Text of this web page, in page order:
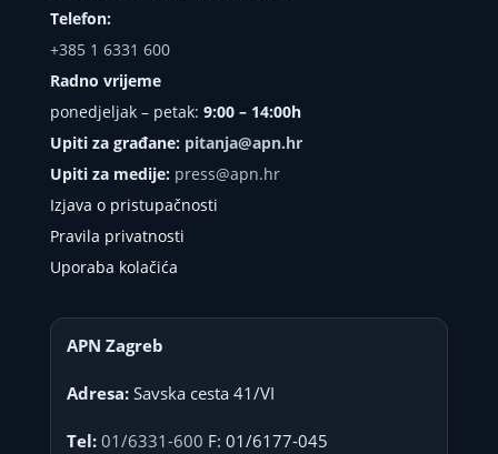
Telefon:
+385 1 6331 600
Radno vrijeme
ponedjeljak – petak: 9:00 – 14:00h
Upiti za građane: pitanja@apn.hr
Upiti za medije: press@apn.hr
Izjava o pristupačnosti
Pravila privatnosti
Uporaba kolačića
APN Zagreb
Adresa:Savska cesta 41/VI
Tel: 01/6331-600 F: 01/6177-045